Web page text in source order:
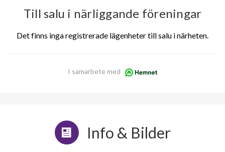
Till salu i närliggande föreningar
Det finns inga registrerade lägenheter till salu i närheten.
I samarbete med
Info & Bilder